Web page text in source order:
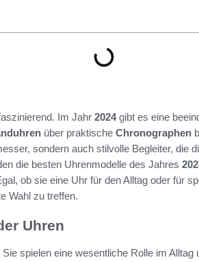
Im Jahr 2024gibt es eine
über praktische Chronographen
sondern auch stilvolle Begleiter, die
die besten Uhrenmodelle des Jahres
ob sie eine Uhr für den Alltag oder für
Wahl zu treffen.
Uhren
spielen eine wesentliche Rolle im Alltag